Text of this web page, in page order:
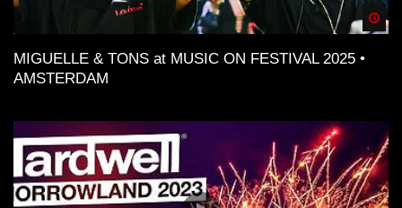
MIGUELLE & TONS at MUSIC ON FESTIVAL 2025 •
AMSTERDAM